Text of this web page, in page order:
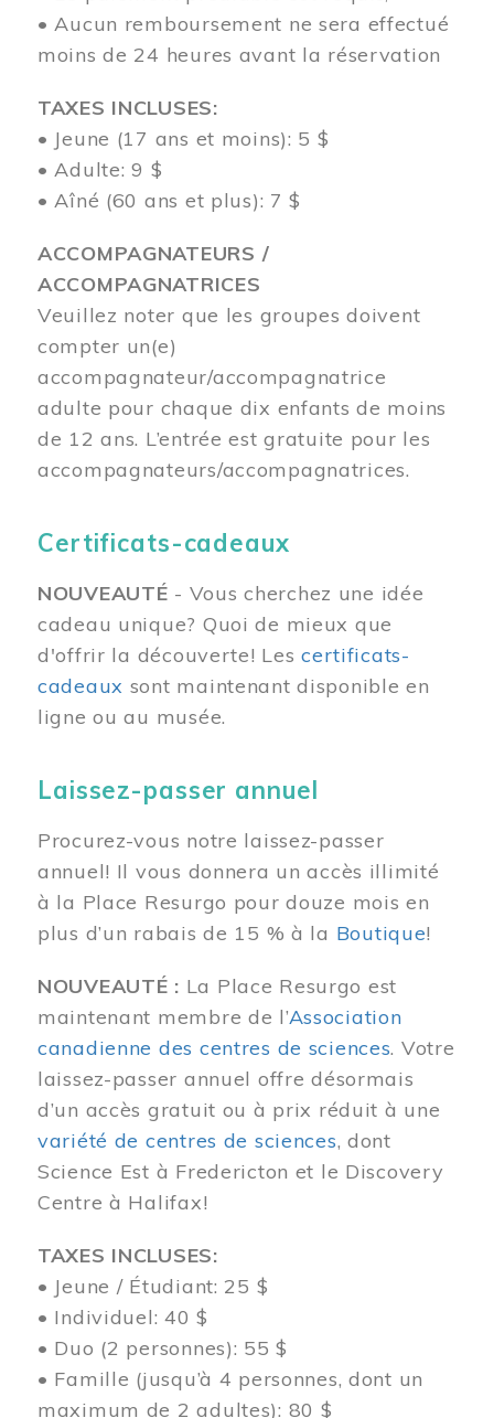
• Aucun remboursement ne sera effectué
moins de 24 heures avant la réservation
TAXES INCLUSES:
• Jeune (17 ans et moins): 5 $
• Adulte: 9 $
• Aîné (60 ans et plus): 7 $
ACCOMPAGNATEURS /
ACCOMPAGNATRICES
Veuillez noter que les groupes doivent
compter un(e)
accompagnateur/accompagnatrice
adulte pour chaque dix enfants de moins
de 12 ans. L’entrée est gratuite pour les
accompagnateurs/accompagnatrices.
Certificats-cadeaux
NOUVEAUTÉ - Vous cherchez une idée
cadeau unique? Quoi de mieux que
d'offrir la découverte! Lescertificats-
cadeaux sont maintenant disponible en
ligne ou au musée.
Laissez-passer annuel
Procurez-vous notre laissez-passer
annuel! Il vous donnera un accès illimité
à la Place Resurgo pour douze mois en
plus d’un rabais de 15 % à la Boutique!
NOUVEAUTÉ : La Place Resurgo est
maintenant membre de l’Association
canadienne des centres de sciences. Votre
laissez-passer annuel offre désormais
d’un accès gratuit ou à prix réduit à une
variété de centres de sciences, dont
Science Est à Fredericton et le Discovery
Centre à Halifax!
TAXES INCLUSES:
• Jeune / Étudiant: 25 $
• Individuel: 40 $
• Duo (2 personnes): 55 $
• Famille (jusqu’à 4 personnes, dont un
maximum de 2 adultes): 80 $